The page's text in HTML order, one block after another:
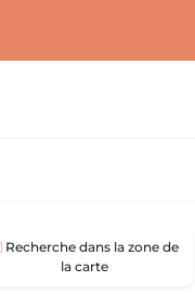
Recherche dans la zone de
la carte